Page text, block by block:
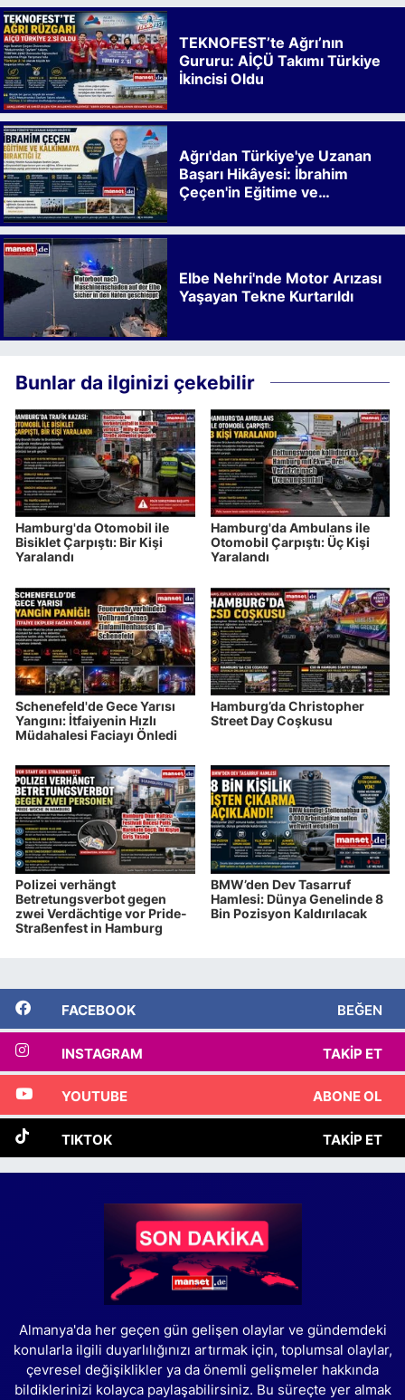
TEKNOFEST’te Ağrı’nın
Gururu: AİÇÜ Takımı Türkiye
İkincisi Oldu
Ağrı'dan Türkiye'ye Uzanan
Başarı Hikâyesi: İbrahim
Çeçen'in Eğitime ve
Elbe Nehri'nde Motor Arızası
Yaşayan Tekne Kurtarıldı
Bunlar da ilginizi çekebilir
Hamburg'da Otomobil ile
Bisiklet Çarpıştı: Bir Kişi
Yaralandı
Hamburg'da Ambulans ile
Otomobil Çarpıştı: Üç Kişi
Yaralandı
Schenefeld'de Gece Yarısı
Yangını: İtfaiyenin Hızlı
Müdahalesi Faciayı Önledi
Hamburg’da Christopher
Street Day Coşkusu
Polizei verhängt
Betretungsverbot gegen
zwei Verdächtige vor Pride-
Straßenfest in Hamburg
BMW’den Dev Tasarruf
Hamlesi: Dünya Genelinde 8
Bin Pozisyon Kaldırılacak
FACEBOOK BEĞEN
INSTAGRAM TAKIP ET
YOUTUBE ABONE OL
TIKTOK TAKIP ET
Almanya'da her geçen gün gelişen olaylar ve gündemdeki
konularla ilgili duyarlılığınızı artırmak için, toplumsal olaylar,
çevresel değişiklikler ya da önemli gelişmeler hakkında
bildiklerinizi kolayca paylaşabilirsiniz. Bu süreçte yer almak